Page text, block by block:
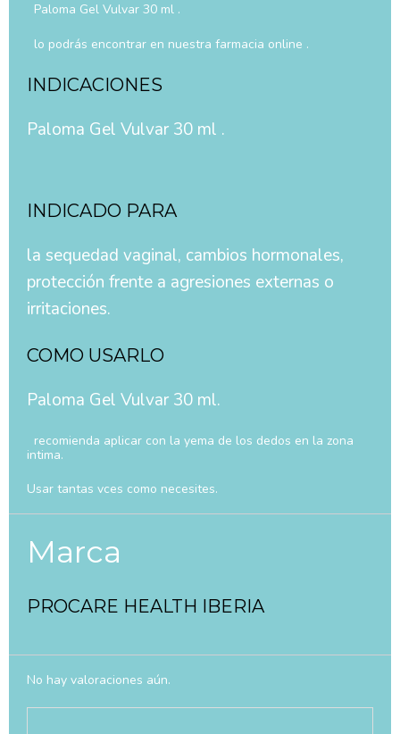
Paloma Gel Vulvar 30 ml .
lo podrás encontrar en nuestra farmacia online .
INDICACIONES
Paloma Gel Vulvar 30 ml .
INDICADO PARA
la sequedad vaginal, cambios hormonales,
protección frente a agresiones externas o
irritaciones.
COMO USARLO
Paloma Gel Vulvar 30 ml.
recomienda aplicar con la yema de los dedos en la zona
intima.
Usar tantas vces como necesites.
Marca
PROCARE HEALTH IBERIA
No hay valoraciones aún.